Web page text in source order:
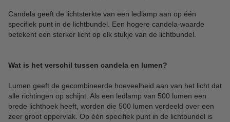
Candela geeft de lichtsterkte van een ledlamp aan op één
specifiek punt in de lichtbundel. Een hogere candela-waarde
betekent een sterker licht op elk stukje van de lichtbundel.
Wat is het verschil tussen candela en lumen?
Lumen geeft de gecombineerde hoeveelheid aan van het licht dat
alle richtingen op schijnt. Als een ledlamp van 500 lumen een
brede lichthoek heeft, worden die 500 lumen verdeeld over een
zeer groot oppervlak. Op één specifiek punt in de lichtbundel is